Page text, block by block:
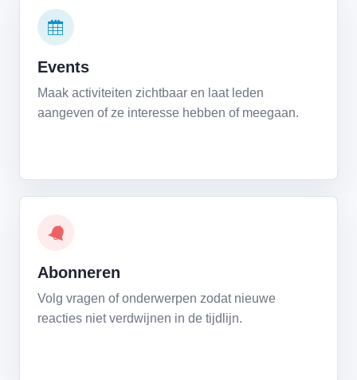
Events
Maak activiteiten zichtbaar en laat leden
aangeven of ze interesse hebben of meegaan.
Abonneren
Volg vragen of onderwerpen zodat nieuwe
reacties niet verdwijnen in de tijdlijn.